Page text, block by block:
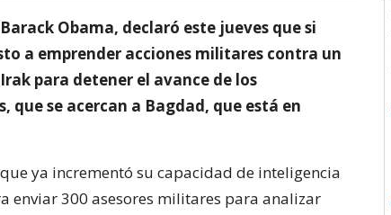
Obama, declaró este jueves que si
a emprender acciones militares contra un
para detener el avance de los
que se acercan a Bagdad, que está en
ya incrementó su capacidad de inteligencia
enviar 300 asesores militares para analizar